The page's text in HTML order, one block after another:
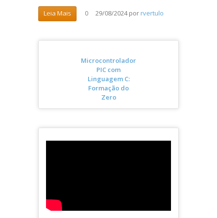
Leia Mais 0 29/08/2024por rvertulo
Microcontrolador
PIC com
Linguagem C:
Formação do
Zero